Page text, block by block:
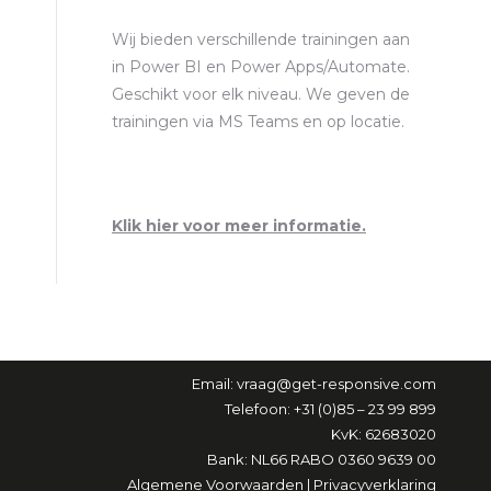
Wij bieden verschillende trainingen aan
in Power BI en Power Apps/Automate.
Geschikt voor elk niveau. We geven de
trainingen via MS Teams en op locatie.
Klik hier voor meer informatie.
Email: vraag@get-responsive.com
Telefoon: +31 (0)85 – 23 99 899
KvK: 62683020
Bank: NL66 RABO 0360 9639 00
Algemene Voorwaarden | Privacyverklaring